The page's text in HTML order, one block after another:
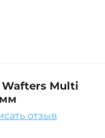
Multi
отзыв